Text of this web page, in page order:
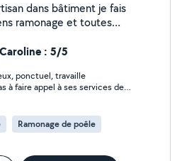
dans bâtiment je fais
ramonage et toutes
: 5/5
ponctuel, travaille
à faire appel à ses services de
Ramonage de poêle